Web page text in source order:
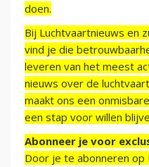
doen.
Bij Luchtvaartnieuws en
vind je die
leveren van het meest
nieuws over de
maakt ons een
een stap voor willen
Abonneer je voor
Door je te abonneren op